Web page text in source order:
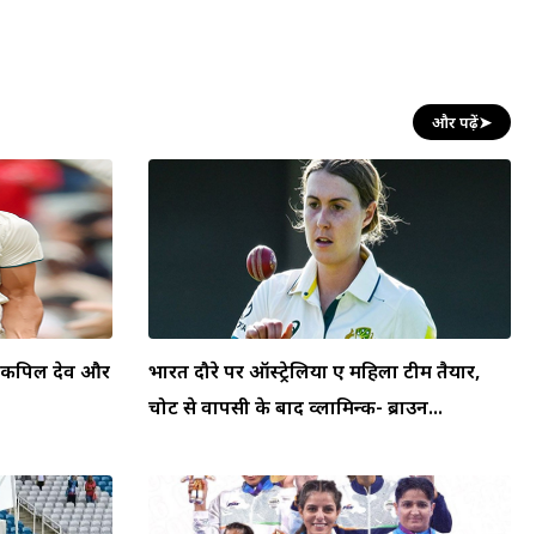
और पढ़ें➤
कपिल देव और
भारत दौरे पर ऑस्ट्रेलिया ए महिला टीम तैयार,
चोट से वापसी के बाद व्लामिन्क- ब्राउन...